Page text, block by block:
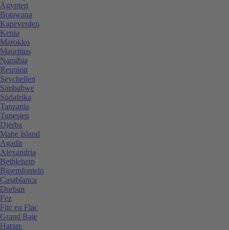
Ägypten
Botswana
Kapeverden
Kenia
Marokko
Mauritius
Namibia
Reunion
Seychellen
Simbabwe
Südafrika
Tanzania
Tunesien
Djerba
Mahe Island
Agadir
Alexandria
Bethlehem
Bloemfontein
Casablanca
Durban
Fez
Flic en Flac
Grand Baie
Harare